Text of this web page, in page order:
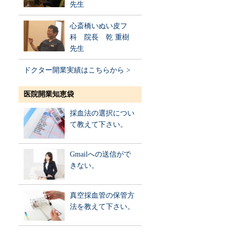
先生
心斎橋いぬい皮フ
科 院長 乾 重樹
先生
ドクター開業実績はこちらから >
医院開業知恵袋
採血法の選択につい
て教えて下さい。
Gmailへの送信がで
きない。
真空採血管の保管方
法を教えて下さい。